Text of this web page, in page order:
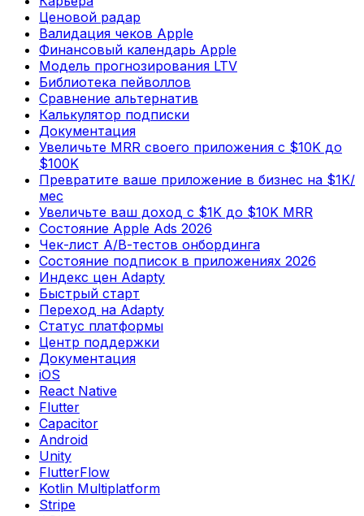
Ценовой радар
Валидация чеков Apple
Финансовый календарь Apple
Модель прогнозирования LTV
Библиотека пейволлов
Сравнение альтернатив
Калькулятор подписки
Документация
Увеличьте MRR своего приложения с $10K до
$100K
Превратите ваше приложение в бизнес на $1K/
мес
Увеличьте ваш доход с $1K до $10K MRR
Состояние Apple Ads 2026
Чек-лист А/В-тестов онбординга
Состояние подписок в приложениях 2026
Индекс цен Adapty
Быстрый старт
Переход на Adapty
Статус платформы
Центр поддержки
Документация
iOS
React Native
Flutter
Capacitor
Android
Unity
FlutterFlow
Kotlin Multiplatform
Stripe